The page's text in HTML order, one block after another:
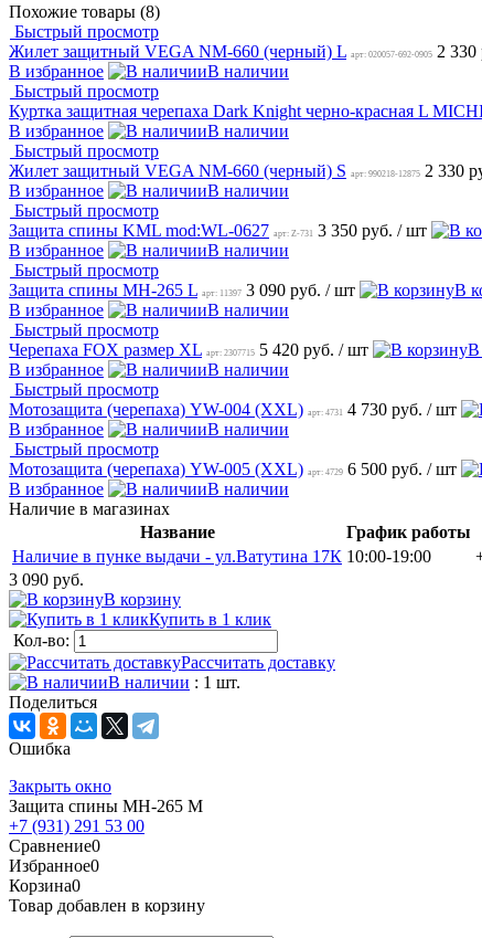
Похожие товары (8)
Быстрый просмотр
Жилет защитный VEGA NM-660 (черный) L арт: 020057-692-0905 2 330
В избранное
В наличии
Быстрый просмотр
Куртка защитная черепаха Dark Knight черно-красная L
В избранное
В наличии
Быстрый просмотр
Жилет защитный VEGA NM-660 (черный) S арт: 990218-12875 2 330
В избранное
В наличии
Быстрый просмотр
Защита спины KML mod:WL-0627 арт: Z-731 3 350 руб. / шт
В избранное
В наличии
Быстрый просмотр
Защита спины MH-265 L арт: 11397 3 090 руб. / шт В
В избранное
В наличии
Быстрый просмотр
Черепаха FOX размер XL арт: 2307715 5 420 руб. / шт В
В избранное
В наличии
Быстрый просмотр
Мотозащита (черепаха) YW-004 (XXL) арт: 4731 4 730 руб. / шт
В избранное
В наличии
Быстрый просмотр
Мотозащита (черепаха) YW-005 (XXL) арт: 4729 6 500 руб. / шт
В избранное
В наличии
Наличие в магазинах
Название
График работы
Наличие в пунке выдачи - ул.Ватутина 17К 10:00-19:00
3 090 руб.
В корзину
Купить в 1 клик
Кол-во:
Рассчитать доставку
В наличии : 1 шт.
Поделиться
Ошибка
Закрыть окно
Защита спины MH-265 M
+7 (931) 291 53 00
Сравнение0
Избранное0
Корзина0
Товар добавлен в корзину